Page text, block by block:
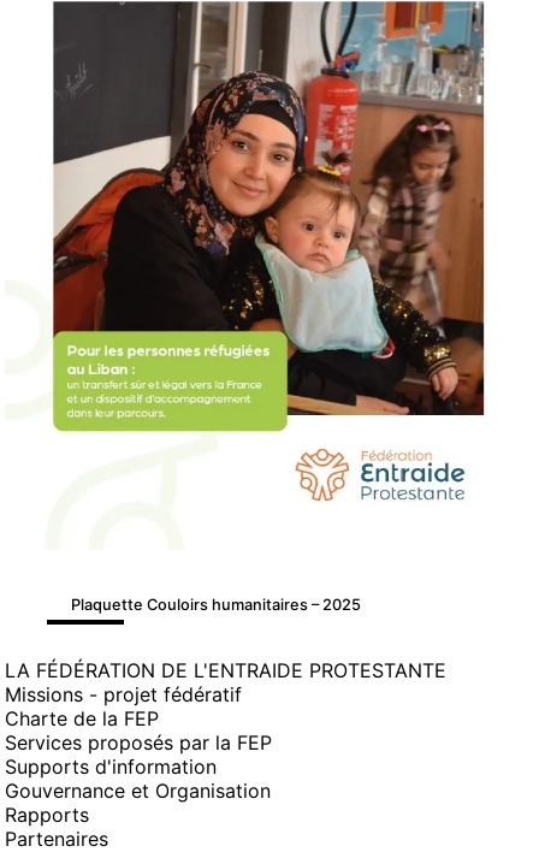
Plaquette Couloirs humanitaires – 2025
LA FÉDÉRATION DE L'ENTRAIDE PROTESTANTE
Missions - projet fédératif
Charte de la FEP
Services proposés par la FEP
Supports d'information
Gouvernance et Organisation
Rapports
Partenaires